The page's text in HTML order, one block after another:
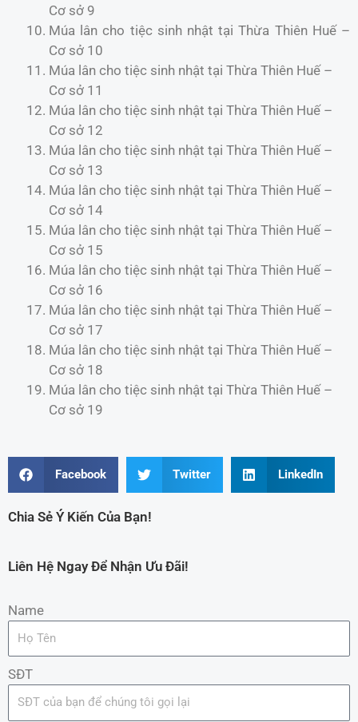
Cơ sở 9
Múa lân cho tiệc sinh nhật tại Thừa Thiên Huế –
Cơ sở 10
Múa lân cho tiệc sinh nhật tại Thừa Thiên Huế –
Cơ sở 11
Múa lân cho tiệc sinh nhật tại Thừa Thiên Huế –
Cơ sở 12
Múa lân cho tiệc sinh nhật tại Thừa Thiên Huế –
Cơ sở 13
Múa lân cho tiệc sinh nhật tại Thừa Thiên Huế –
Cơ sở 14
Múa lân cho tiệc sinh nhật tại Thừa Thiên Huế –
Cơ sở 15
Múa lân cho tiệc sinh nhật tại Thừa Thiên Huế –
Cơ sở 16
Múa lân cho tiệc sinh nhật tại Thừa Thiên Huế –
Cơ sở 17
Múa lân cho tiệc sinh nhật tại Thừa Thiên Huế –
Cơ sở 18
Múa lân cho tiệc sinh nhật tại Thừa Thiên Huế –
Cơ sở 19
Facebook Twitter LinkedIn
Chia Sẻ Ý Kiến Của Bạn!
Liên Hệ Ngay Để Nhận Ưu Đãi!
Name
SĐT